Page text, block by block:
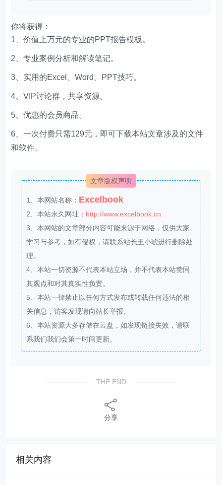
你将获得：
1、价值上万元的专业的PPT报告模板。
2、专业案例分析和解读笔记。
3、实用的Excel、Word、PPT技巧。
4、VIP讨论群，共享资源。
5、优惠的会员商品。
6、一次付费只需129元，即可下载本站文章涉及的文件
和软件。
文章版权声明
1、本网站名称： Excelbook
2、本站永久网址： http://www.excelbook.cn
3、本网站的文章部分内容可能来源于网络，仅供大家
学习与参考，如有侵权，请联系站长王小琥进行删除处
理。
4、本站一切资源不代表本站立场，并不代表本站赞同
其观点和对其真实性负责。
5、本站一律禁止以任何方式发布或转载任何违法的相
关信息，访客发现请向站长举报。
6、本站资源大多存储在云盘，如发现链接失效，请联
系我们我们会第一时间更新。
THE END
分享
相关内容